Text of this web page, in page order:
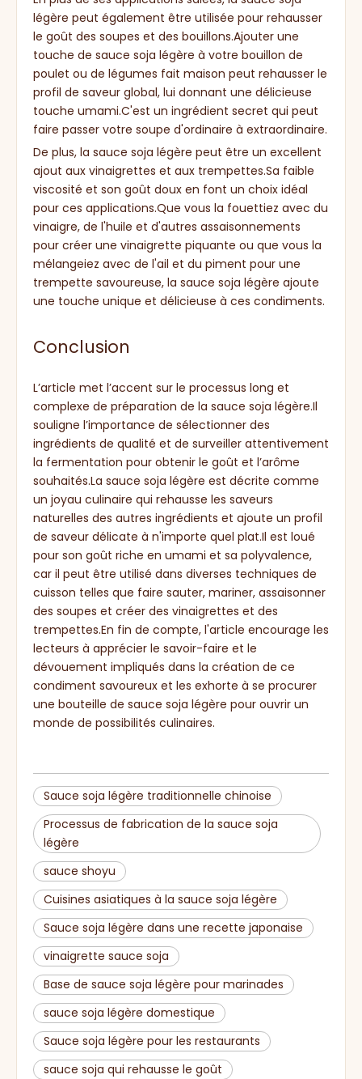
légère peut également être utilisée pour rehausser
le goût des soupes et des bouillons.Ajouter une
touche de sauce soja légère à votre bouillon de
poulet ou de légumes fait maison peut rehausser le
profil de saveur global, lui donnant une délicieuse
touche umami.C'est un ingrédient secret qui peut
faire passer votre soupe d'ordinaire à extraordinaire.
De plus, la sauce soja légère peut être un excellent
ajout aux vinaigrettes et aux trempettes.Sa faible
viscosité et son goût doux en font un choix idéal
pour ces applications.Que vous la fouettiez avec du
vinaigre, de l'huile et d'autres assaisonnements
pour créer une vinaigrette piquante ou que vous la
mélangeiez avec de l'ail et du piment pour une
trempette savoureuse, la sauce soja légère ajoute
une touche unique et délicieuse à ces condiments.
Conclusion
L’article met l’accent sur le processus long et
complexe de préparation de la sauce soja légère.Il
souligne l’importance de sélectionner des
ingrédients de qualité et de surveiller attentivement
la fermentation pour obtenir le goût et l’arôme
souhaités.La sauce soja légère est décrite comme
un joyau culinaire qui rehausse les saveurs
naturelles des autres ingrédients et ajoute un profil
de saveur délicate à n'importe quel plat.Il est loué
pour son goût riche en umami et sa polyvalence,
car il peut être utilisé dans diverses techniques de
cuisson telles que faire sauter, mariner, assaisonner
des soupes et créer des vinaigrettes et des
trempettes.En fin de compte, l'article encourage les
lecteurs à apprécier le savoir-faire et le
dévouement impliqués dans la création de ce
condiment savoureux et les exhorte à se procurer
une bouteille de sauce soja légère pour ouvrir un
monde de possibilités culinaires.
Sauce soja légère traditionnelle chinoise
Processus de fabrication de la sauce soja
légère
sauce shoyu
Cuisines asiatiques à la sauce soja légère
Sauce soja légère dans une recette japonaise
vinaigrette sauce soja
Base de sauce soja légère pour marinades
sauce soja légère domestique
Sauce soja légère pour les restaurants
sauce soja qui rehausse le goût